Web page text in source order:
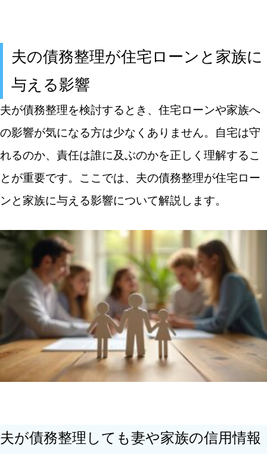
夫の債務整理が住宅ローンと家族に
与える影響
夫が債務整理を検討するとき、住宅ローンや家族へ
の影響が気になる方は少なくありません。自宅は守
れるのか、責任は誰に及ぶのかを正しく理解するこ
とが重要です。ここでは、夫の債務整理が住宅ロー
ンと家族に与える影響について解説します。
夫が債務整理しても妻や家族の信用情報